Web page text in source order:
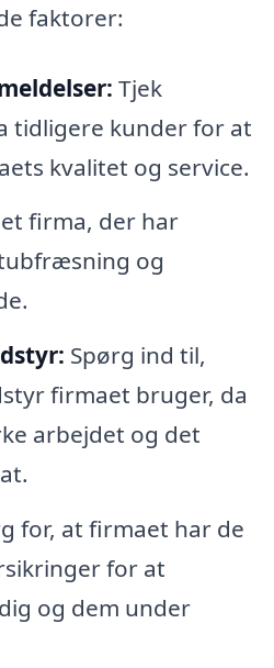
faktorer:
Tjek
tidligere kunder for at
kvalitet og service.
firma, der har
og
Spørg ind til,
firmaet bruger, da
arbejdet og det
for, at firmaet har de
for at
og dem under